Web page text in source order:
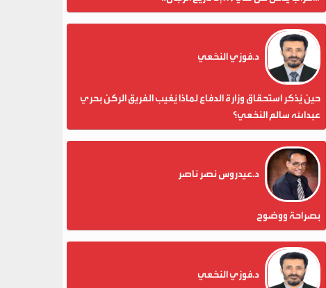
د.فوزي النخعي
حين يُذكر استحقاق وزارة الدفاع لماذا يُغيب الفريق الركن بحري
عبدالله سالم النخعي؟
د.عيدروس نصر ناصر
بصراحة ووضوح
د.فوزي النخعي